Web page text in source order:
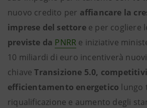
nuovo credito per affiancare la
imprese del settoree per cogliere
previste da PNRR e iniziative
10 miliardi di euro incentiverà
chiaveTransizione 5.0,
efficientamento energetico lungo
riqualificazione e aumento degli